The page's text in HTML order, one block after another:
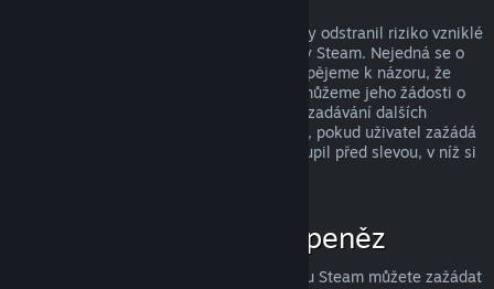
Systém vracení peněz byl navržen tak, aby odstranil riziko vzniklé
při nakupování produktů v obchodě služby Steam. Nejedná se o
způsob, jak získat hry zdarma! Pokud dospějeme k názoru, že
některý uživatel tento systém zneužívá, můžeme jeho žádosti o
vrácení peněz zamítnout a znemožnit mu zadávání dalších
žádostí. Za zneužití nepovažujeme případ, pokud uživatel zažádá
o vrácení peněz za produkt, který si zakoupil před slevou, v níž si
Jak zažádat o vrácení peněz
O vrácení peněz či jinou pomoc se službou Steam můžete zažádat